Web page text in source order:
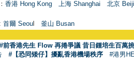
香港 Hong Kong 上海 Shanghai
北京
首爾 Seoul 釜山 Busan
#前香港先生 Flow 再捲爭議 昔日鍾培生百萬
#【恐同矮仔】擾亂香港機場秩序 #港男